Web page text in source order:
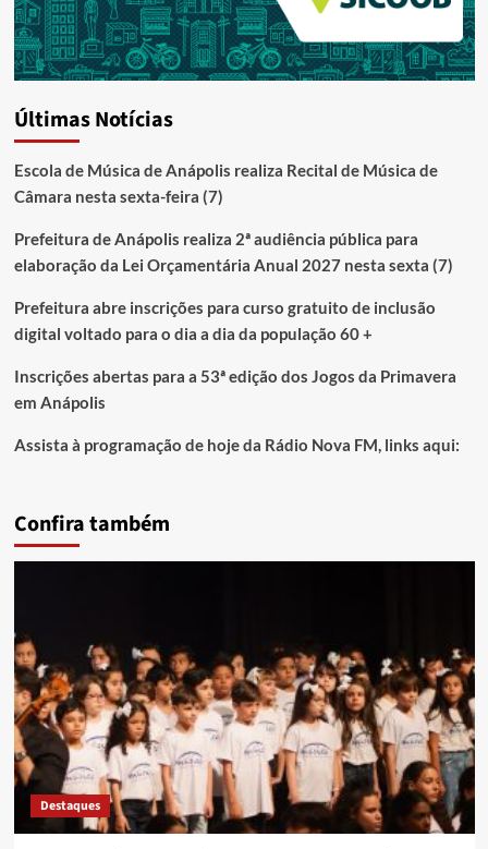
Últimas Notícias
Escola de Música de Anápolis realiza Recital de Música de
Câmara nesta sexta-feira (7)
Prefeitura de Anápolis realiza 2ª audiência pública para
elaboração da Lei Orçamentária Anual 2027 nesta sexta (7)
Prefeitura abre inscrições para curso gratuito de inclusão
digital voltado para o dia a dia da população 60 +
Inscrições abertas para a 53ª edição dos Jogos da Primavera
em Anápolis
Assista à programação de hoje da Rádio Nova FM, links aqui:
Confira também
Destaques